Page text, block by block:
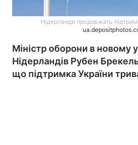
Нідерланди продовжать
Міністр оборони в новому
Нідерландів Рубен
що підтримка України